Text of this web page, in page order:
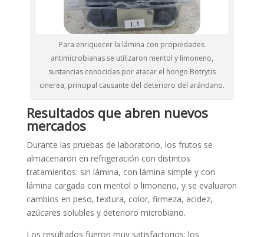
Para enriquecer la lámina con propiedades
antimicrobianas se utilizaron mentol y limoneno,
sustancias conocidas por atacar el hongo Botrytis
cinerea, principal causante del deterioro del arándano.
Resultados que abren nuevos
mercados
Durante las pruebas de laboratorio, los frutos se
almacenaron en refrigeración con distintos
tratamientos: sin lámina, con lámina simple y con
lámina cargada con mentol o limoneno, y se evaluaron
cambios en peso, textura, color, firmeza, acidez,
azúcares solubles y deterioro microbiano.
Los resultados fueron muy satisfactorios: los